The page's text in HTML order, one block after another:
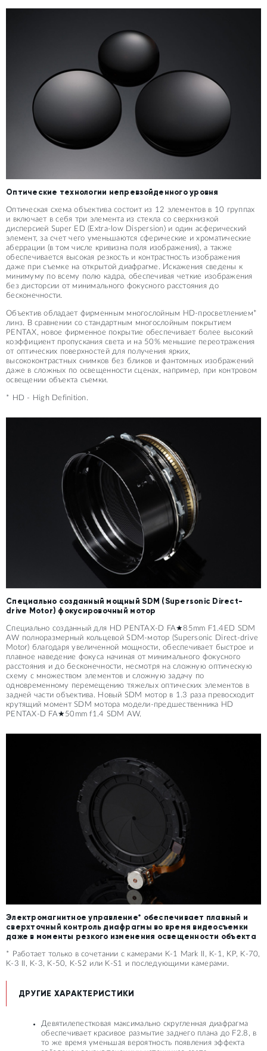
Оптические технологии непревзойденного уровня
Оптическая схема объектива состоит из 12 элементов в 10 группах
и включает в себя три элемента из стекла со сверхнизкой
дисперсией Super ED (Extra-low Dispersion) и один асферический
элемент, за счет чего уменьшаются сферические и хроматические
аберрации (в том числе кривизна поля изображения), а также
обеспечивается высокая резкость и контрастность изображения
даже при съемке на открытой диафрагме. Искажения сведены к
минимуму по всему полю кадра, обеспечивая четкие изображения
без дисторсии от минимального фокусного расстояния до
бесконечности.
Объектив обладает фирменным многослойным HD-просветлением*
линз. В сравнении со стандартным многослойным покрытием
PENTAX, новое фирменное покрытие обеспечивает более высокий
коэффициент пропускания света и на 50% меньшие переотражения
от оптических поверхностей для получения ярких,
высококонтрастных снимков без бликов и фантомных изображений
даже в сложных по освещенности сценах, например, при контровом
освещении объекта съемки.
* HD - High Definition.
Специально созданный мощный SDM (Supersonic Direct-
drive Motor) фокусировочный мотор
Специально созданный для HD PENTAX-D FA★85mm F1.4ED SDM
AW полноразмерный кольцевой SDM-мотор (Supersonic Direct-drive
Motor) благодаря увеличенной мощности, обеспечивает быстрое и
плавное наведение фокуса начиная от минимального фокусного
расстояния и до бесконечности, несмотря на сложную оптическую
схему с множеством элементов и сложную задачу по
одновременному перемещению тяжелых оптических элементов в
задней части объектива. Новый SDM мотор в 1.3 раза превосходит
крутящий момент SDM мотора модели-предшественника HD
PENTAX-D FA★50mm f1.4 SDM AW.
Электромагнитное управление* обеспечивает плавный и
сверхточный контроль диафрагмы во время видеосъемки
даже в моменты резкого изменения освещенности объекта
* Работает только в сочетании с камерами K-1 Mark II, K-1, KP, K-70,
K-3 II, K-3, K-50, K-S2 или K-S1 и последующими камерами.
ДРУГИЕ ХАРАКТЕРИСТИКИ
Девятилепестковая максимально скругленная диафрагма
обеспечивает красивое размытие заднего плана до F2.8, в
то же время уменьшая вероятность появления эффекта